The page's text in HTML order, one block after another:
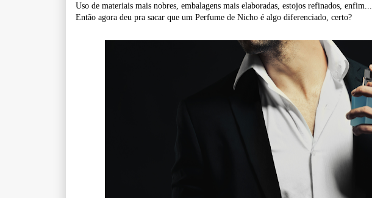
Uso de materiais mais nobres, embalagens mais elaboradas, estojos refinados, enfim...
Então agora deu pra sacar que um Perfume de Nicho é algo diferenciado, certo?